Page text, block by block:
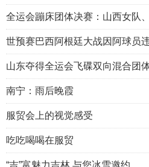
全运会蹦床团体决赛：山西女队
世预赛巴西阿根廷大战因阿球员
山东夺得全运会飞碟双向混合团
南宁：雨后晚霞
服贸会上的视觉感受
吃吃喝喝在服贸
“吉”富魅力吉林 与您冰雪邀约